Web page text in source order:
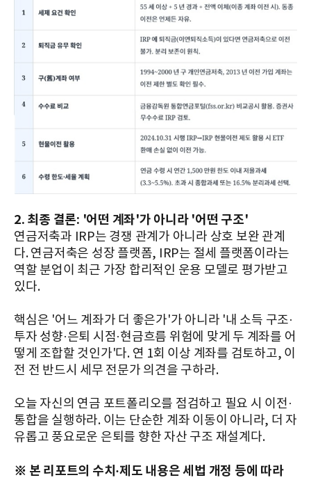
2. 최종 결론: '어떤 계좌'가 아니라 '어떤 구조'
연금저축과 IRP는 경쟁 관계가 아니라 상호 보완 관계
다. 연금저축은 성장 플랫폼, IRP는 절세 플랫폼이라는
역할 분업이 최근 가장 합리적인 운용 모델로 평가받고
있다.
핵심은 '어느 계좌가 더 좋은가'가 아니라 '내 소득 구조·
투자 성향·은퇴 시점·현금흐름 위험에 맞게 두 계좌를 어
떻게 조합할 것인가'다. 연 1회 이상 계좌를 검토하고, 이
전 전 반드시 세무 전문가 의견을 구하라.
오늘 자신의 연금 포트폴리오를 점검하고 필요 시 이전·
통합을 실행하라. 이는 단순한 계좌 이동이 아니라, 더 자
유롭고 풍요로운 은퇴를 향한 자산 구조 재설계다.
※ 본 리포트의 수치·제도 내용은 세법 개정 등에 따라